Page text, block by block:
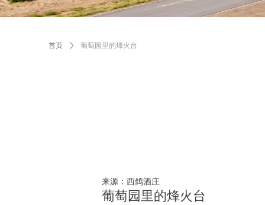
首页 ꄲ 葡萄园里的烽火台
来源：西鸽酒庄
葡萄园里的烽火台